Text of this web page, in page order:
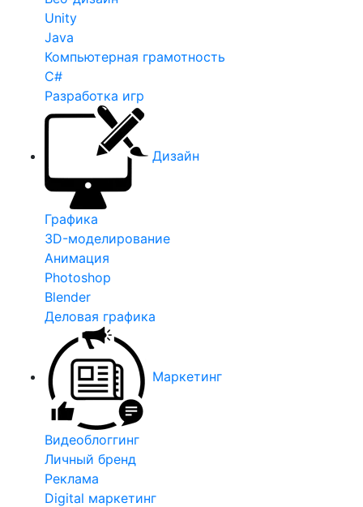
Unity
Java
Компьютерная грамотность
C#
Разработка игр
Дизайн
Графика
3D-моделирование
Анимация
Photoshop
Blender
Деловая графика
Маркетинг
Видеоблоггинг
Личный бренд
Реклама
Digital маркетинг